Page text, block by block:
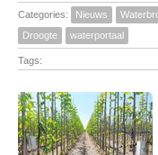
Categories: Nieuws
Droogte
waterportaal
Tags: